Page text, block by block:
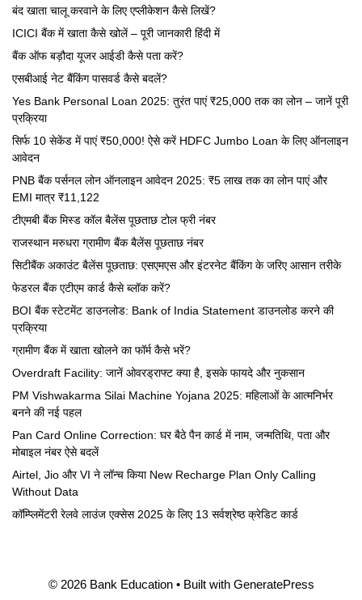
बंद खाता चालू करवाने के लिए एप्लीकेशन कैसे लिखें?
ICICI बैंक में खाता कैसे खोलें – पूरी जानकारी हिंदी में
बैंक ऑफ बड़ौदा यूजर आईडी कैसे पता करें?
एसबीआई नेट बैंकिंग पासवर्ड कैसे बदलें?
Yes Bank Personal Loan 2025: तुरंत पाएं ₹25,000 तक का लोन – जानें पूरी
प्रक्रिया
सिर्फ 10 सेकेंड में पाएं ₹50,000! ऐसे करें HDFC Jumbo Loan के लिए ऑनलाइन
आवेदन
PNB बैंक पर्सनल लोन ऑनलाइन आवेदन 2025: ₹5 लाख तक का लोन पाएं और
EMI मात्र ₹11,122
टीएमबी बैंक मिस्ड कॉल बैलेंस पूछताछ टोल फ्री नंबर
राजस्थान मरुधरा ग्रामीण बैंक बैलेंस पूछताछ नंबर
सिटीबैंक अकाउंट बैलेंस पूछताछ: एसएमएस और इंटरनेट बैंकिंग के जरिए आसान तरीके
फेडरल बैंक एटीएम कार्ड कैसे ब्लॉक करें?
BOI बैंक स्टेटमेंट डाउनलोड: Bank of India Statement डाउनलोड करने की
प्रक्रिया
ग्रामीण बैंक में खाता खोलने का फॉर्म कैसे भरें?
Overdraft Facility: जानें ओवरड्राफ्ट क्या है, इसके फायदे और नुकसान
PM Vishwakarma Silai Machine Yojana 2025: महिलाओं के आत्मनिर्भर
बनने की नई पहल
Pan Card Online Correction: घर बैठे पैन कार्ड में नाम, जन्मतिथि, पता और
मोबाइल नंबर ऐसे बदलें
Airtel, Jio और VI ने लॉन्च किया New Recharge Plan Only Calling
Without Data
कॉम्प्लिमेंटरी रेलवे लाउंज एक्सेस 2025 के लिए 13 सर्वश्रेष्ठ क्रेडिट कार्ड
© 2026 Bank Education• Built with GeneratePress